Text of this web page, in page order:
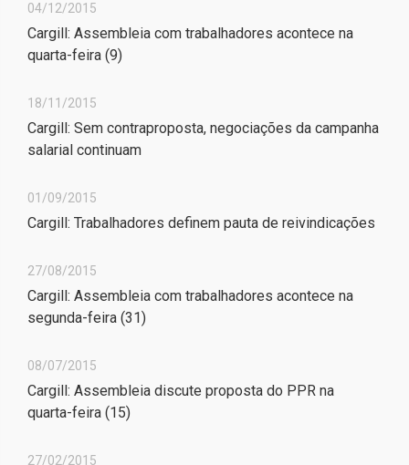
04/12/2015
Cargill: Assembleia com trabalhadores acontece na
quarta-feira (9)
18/11/2015
Cargill: Sem contraproposta, negociações da campanha
salarial continuam
01/09/2015
Cargill: Trabalhadores definem pauta de reivindicações
27/08/2015
Cargill: Assembleia com trabalhadores acontece na
segunda-feira (31)
08/07/2015
Cargill: Assembleia discute proposta do PPR na
quarta-feira (15)
27/02/2015